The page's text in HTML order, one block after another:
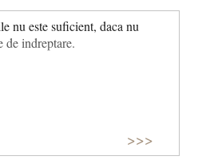
nu este suficient, daca nu
de indreptare.
>>>